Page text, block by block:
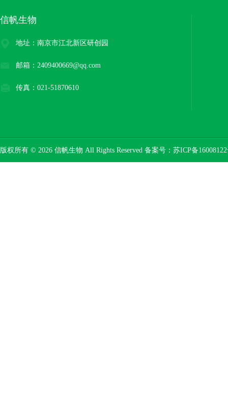
信帆生物
地址：南京市江北新区研创园
邮箱：2409400669@qq.com
传真：021-51870610
版权所有 © 2026 信帆生物 All Rights Reserved 备案号： 苏ICP备